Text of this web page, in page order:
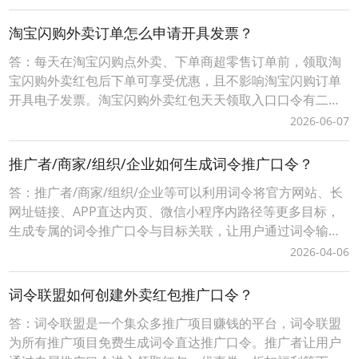
索“ 词令 ”下载安装或访问词令APP官方下载地址：
https://app.ciling.cn/2、搜索直达该口令关联的目标天天免
费领
淘宝闪购外卖订单怎么申请开具发票？
答：每天在淘宝闪购点外卖、下单商超零售订单前，领取淘
宝闪购外卖红包后下单可享受优惠，且不影响淘宝闪购订单
开具电子发票。淘宝闪购外卖红包天天领取入口口令有二种
方式：1、淘宝闪购外卖红包领取口令【188288】，打开手
机淘宝APP，顶部选择导航【闪购外卖】后，输入淘宝闪购
外卖红包领取口令【188288】，即可成功领取当天可用的有
效外卖红包。2、词令直达外卖红包领取口
2026-06-07
推广者/商家/组织/企业如何生成词令推广口令？
答：推广者/商家/组织/企业等可以利用词令将官方网站、长
网址链接、APP直达内页、微信小程序内路径等更多目标，
生成专属的词令推广口令与目标关联，让用户通过词令输入
口令直接打开目标。在词令口令有效期推广者可任意修改打
开的直达目标。推广者/商家/组织/企业如何生成词令推广口
令？第一步：注册申请自定义词令推广口令打开词令口令注
册申请官网：https://k.cilin
2026-04-06
词令联盟如何创建外卖红包推广口令？
答：词令联盟是一个集众多推广项目赚钱的平台，词令联盟
为所有推广项目免费生成词令直达推广口令。推广者让用户